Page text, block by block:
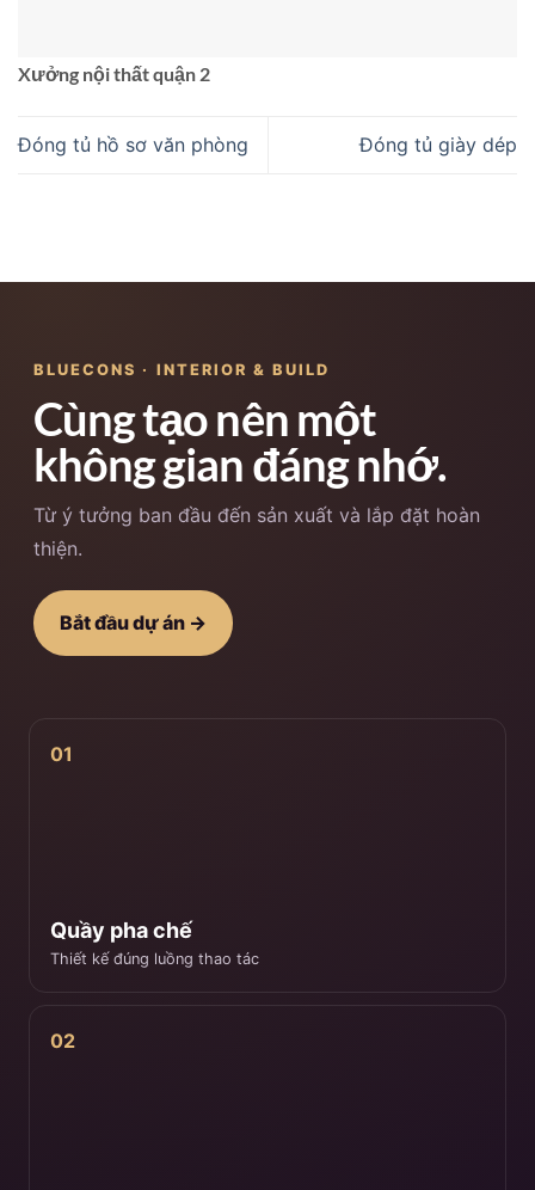
Xưởng nội thất quận 2
Đóng tủ hồ sơ văn phòng Đóng tủ giày dép
BLUECONS · INTERIOR & BUILD
Cùng tạo nên một
không gian đáng nhớ.
Từ ý tưởng ban đầu đến sản xuất và lắp đặt hoàn
thiện.
Bắt đầu dự án →
01
Quầy pha chế
Thiết kế đúng luồng thao tác
02